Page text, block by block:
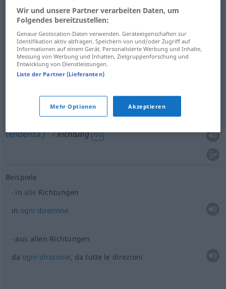
orientamentom RichtungVerlauf
tagliom Richtung Verlauf
Richtung FIG
tendenzaf Richtung FIG
Beispiele
in alle Richtungen
in ogni direzione
aus allen Richtungen
da ogni direzione, da tutte le direzioni
Wir und unsere Partner verarbeiten Daten, um
Folgendes bereitzustellen:
Genaue Geolocation-Daten verwenden. Geräteeigenschaften zur
Identifikation aktiv abfragen. Speichern von und/oder Zugriff auf
Informationen auf einem Gerät. Personalisierte Werbung und Inhalte,
Messung von Werbung und Inhalten, Zielgruppenforschung und
Entwicklung von Dienstleistungen.
Liste der Partner (Lieferanten)
Mehr Optionen Akzeptieren